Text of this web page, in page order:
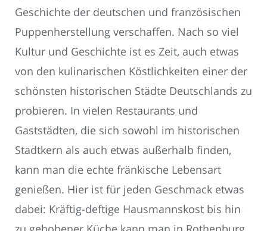
Geschichte der deutschen und französischen
Puppenherstellung verschaffen. Nach so viel
Kultur und Geschichte ist es Zeit, auch etwas
von den kulinarischen Köstlichkeiten einer der
schönsten historischen Städte Deutschlands zu
probieren. In vielen Restaurants und
Gaststädten, die sich sowohl im historischen
Stadtkern als auch etwas außerhalb finden,
kann man die echte fränkische Lebensart
genießen. Hier ist für jeden Geschmack etwas
dabei: Kräftig-deftige Hausmannskost bis hin